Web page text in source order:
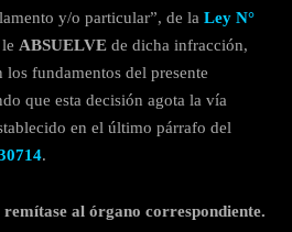
y/o particular”, de la Ley N°
ABSUELVE de dicha infracción,
fundamentos del presente
que esta decisión agota la vía
en el último párrafo del
.
al órgano correspondiente.